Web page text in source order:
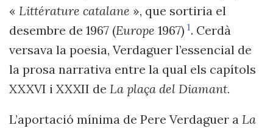
« Littérature catalane », que sortiria el
desembre de 1967 (Europe 1967) 1. Cerdà
versava la poesia, Verdaguer l’essencial de
la prosa narrativa entre la qual els capítols
XXXVI i XXXII de La plaça del Diamant.
L’aportació mínima de Pere Verdaguer a La